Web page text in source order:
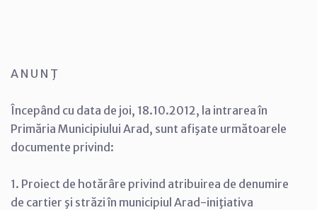
A N U N Ţ
Începând cu data de joi, 18.10.2012, la intrarea în
Primăria Municipiului Arad, sunt afişate următoarele
documente privind:
1. Proiect de hotărâre privind atribuirea de denumire
de cartier şi străzi în municipiul Arad-iniţiativa